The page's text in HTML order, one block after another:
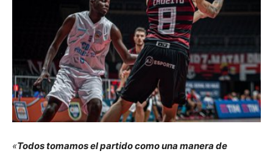
«Todos tomamos el partido como una manera de